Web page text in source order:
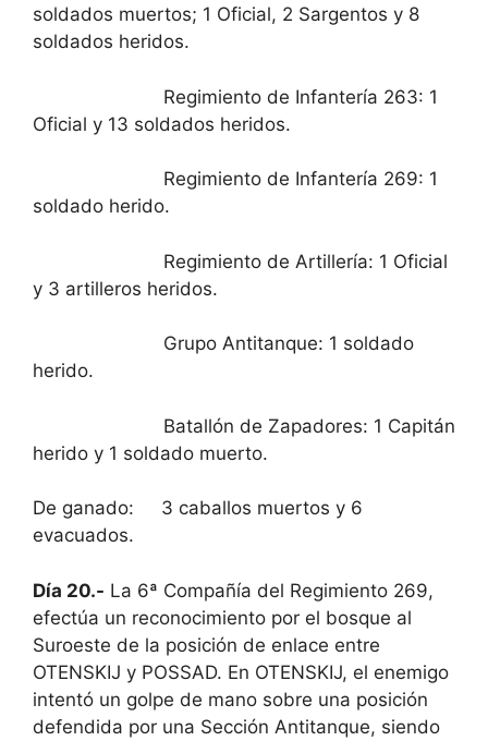
soldados muertos; 1 Oficial, 2 Sargentos y 8
soldados heridos.
Regimiento de Infantería 263: 1
Oficial y 13 soldados heridos.
Regimiento de Infantería 269: 1
soldado herido.
Regimiento de Artillería: 1 Oficial
y 3 artilleros heridos.
Grupo Antitanque: 1 soldado
herido.
Batallón de Zapadores: 1 Capitán
herido y 1 soldado muerto.
De ganado: 3 caballos muertos y 6
evacuados.
Día 20.- La 6ª Compañía del Regimiento 269,
efectúa un reconocimiento por el bosque al
Suroeste de la posición de enlace entre
OTENSKIJ y POSSAD. En OTENSKIJ, el enemigo
intentó un golpe de mano sobre una posición
defendida por una Sección Antitanque, siendo